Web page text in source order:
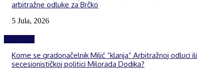
arbitražne odluke za Brčko
5 Jula, 2026
Kome se gradonačelnik Milić “klanja” Arbitražnoj odluci ili
secesionističkoj politici Milorada Dodika?